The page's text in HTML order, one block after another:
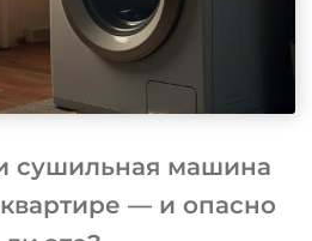
сушильная машина
— и опасно